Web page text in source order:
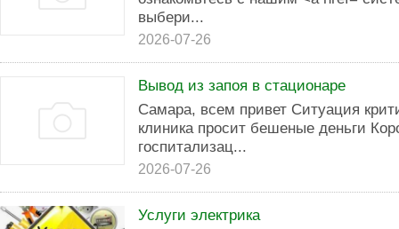
выбери...
2026-07-26
Вывод из запоя в стационаре
Самара, всем привет Ситуация
клиника просит бешеные деньги
госпитализац...
2026-07-26
Услуги электрика